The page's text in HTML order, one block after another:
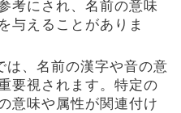
考にされ、名前の意味
与えることがありま
は、名前の漢字や音の意
要視されます。特定の
意味や属性が関連付け